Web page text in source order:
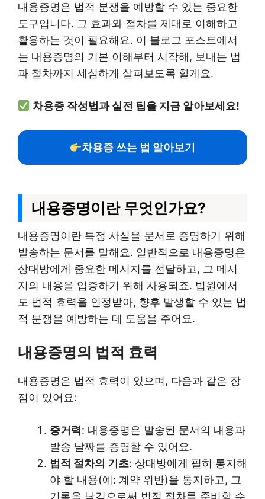
내용증명은 법적 분쟁을 예방할 수 있는 중요한
도구입니다. 그 효과와 절차를 제대로 이해하고
활용하는 것이 필요해요. 이 블로그 포스트에서
는 내용증명의 기본 이해부터 시작해, 보내는 법
과 절차까지 세심하게 살펴보도록 할게요.
차용증 작성법과 실전 팁을 지금 알아보세요!
차용증 쓰는 법 알아보기
내용증명이란 무엇인가요?
내용증명이란 특정 사실을 문서로 증명하기 위해
발송하는 문서를 말해요. 일반적으로 내용증명은
상대방에게 중요한 메시지를 전달하고, 그 메시
지의 내용을 입증하기 위해 사용되죠. 법원에서
도 법적 효력을 인정받아, 향후 발생할 수 있는 법
적 분쟁을 예방하는 데 도움을 주어요.
내용증명의 법적 효력
내용증명은 법적 효력이 있으며, 다음과 같은 장
점이 있어요:
증거력 : 내용증명은 발송된 문서의 내용과
발송 날짜를 증명할 수 있어요.
법적 절차의 기초: 상대방에게 필히 통지해
야 할 내용(예: 계약 위반)을 통지하고, 그
기록을 남김으로써 법적 절차를 준비할 수